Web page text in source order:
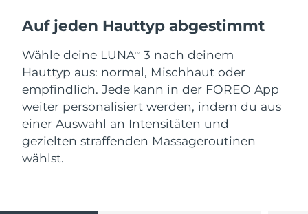
Auf jeden Hauttyp abgestimmt
Wähle deine LUNATM
3 nach deinem
Hauttyp aus: normal, Mischhaut oder
empfindlich. Jede kann in der FOREO App
weiter personalisiert werden, indem du aus
einer Auswahl an Intensitäten und
gezielten straffenden Massageroutinen
wählst.